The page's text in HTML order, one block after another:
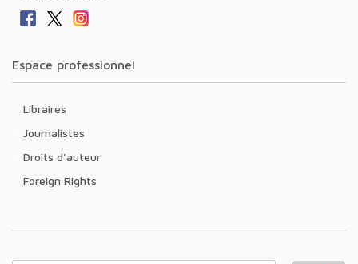
Espace professionnel
Libraires
Journalistes
Droits d'auteur
Foreign Rights